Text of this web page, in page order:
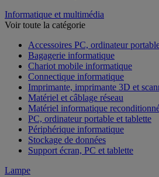
Informatique et multimédia
Voir toute la catégorie
Accessoires PC, ordinateur
Bagagerie informatique
Chariot mobile informatique
Connectique informatique
Imprimante, imprimante 3D et
Matériel et câblage réseau
Matériel informatique
PC, ordinateur portable et tablette
Périphérique informatique
Stockage de données
Support écran, PC et tablette
Lampe